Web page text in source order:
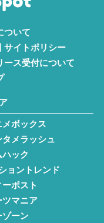
ついて
サイトポリシー
ース受付について
ボックス
メラッシュ
ック
ョントレンド
ポスト
ツマニア
ゾーン